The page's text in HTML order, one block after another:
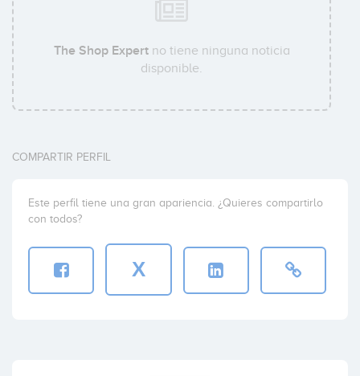
The Shop Expertno tiene ninguna noticia
disponible.
COMPARTIR PERFIL
Este perfil tiene una gran apariencia. ¿Quieres compartirlo
con todos?
X